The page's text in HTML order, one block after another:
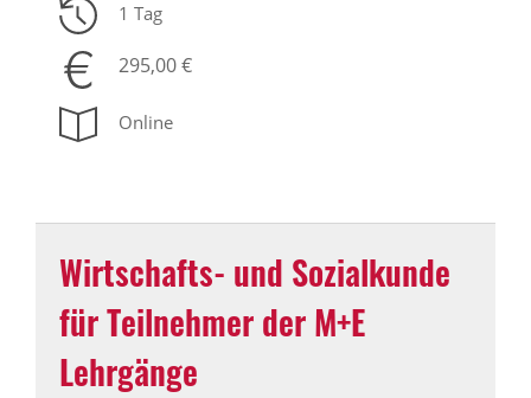
1 Tag
295,00 €
Online
Wirtschafts- und Sozialkunde
für Teilnehmer der M+E
Lehrgänge